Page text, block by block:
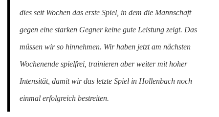
dies seit Wochen das erste Spiel, in dem die Mannschaft
gegen eine starken Gegner keine gute Leistung zeigt. Das
müssen wir so hinnehmen. Wir haben jetzt am nächsten
Wochenende spielfrei, trainieren aber weiter mit hoher
Intensität, damit wir das letzte Spiel in Hollenbach noch
einmal erfolgreich bestreiten.